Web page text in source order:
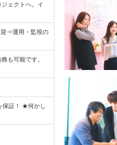
ェクトへ。イ
迎⇒運用・監視の
も可能です。
保証！ ★何かし